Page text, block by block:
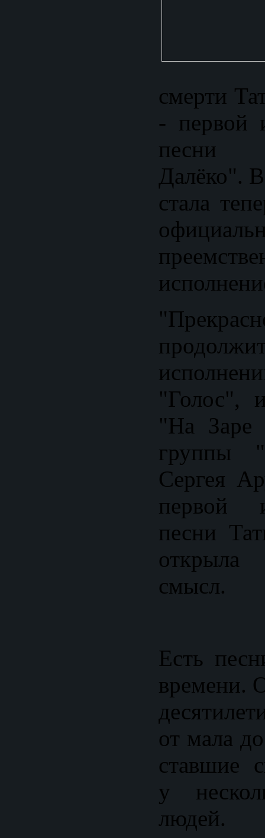
смерти
- первой
песни
Далёко".
стала
"Голос",
"На Заре
группы
Сергея
первой
песни
смысл.
Есть
времени.
от мала
ставшие
у
людей.